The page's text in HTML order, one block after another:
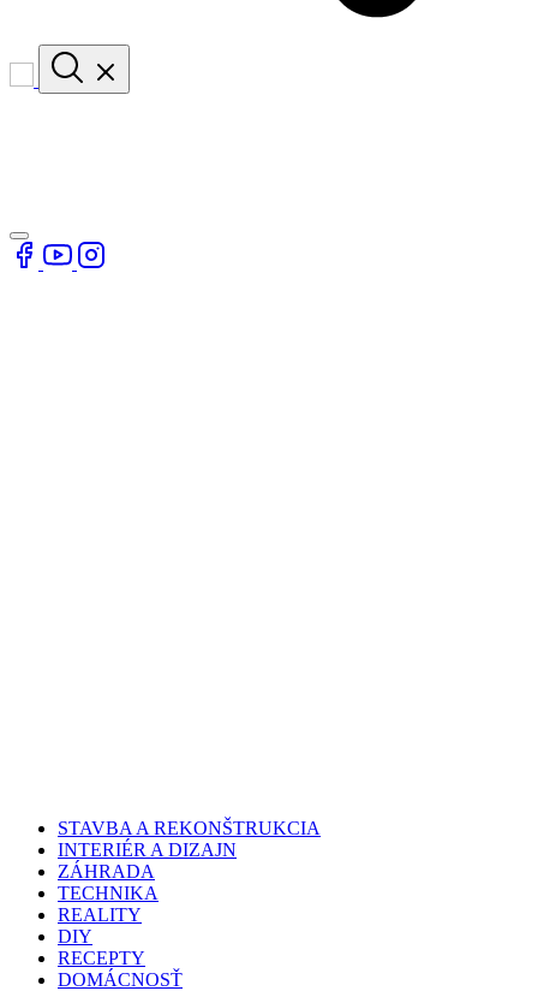
STAVBA A REKONŠTRUKCIA
INTERIÉR A DIZAJN
ZÁHRADA
TECHNIKA
REALITY
DIY
RECEPTY
DOMÁCNOSŤ